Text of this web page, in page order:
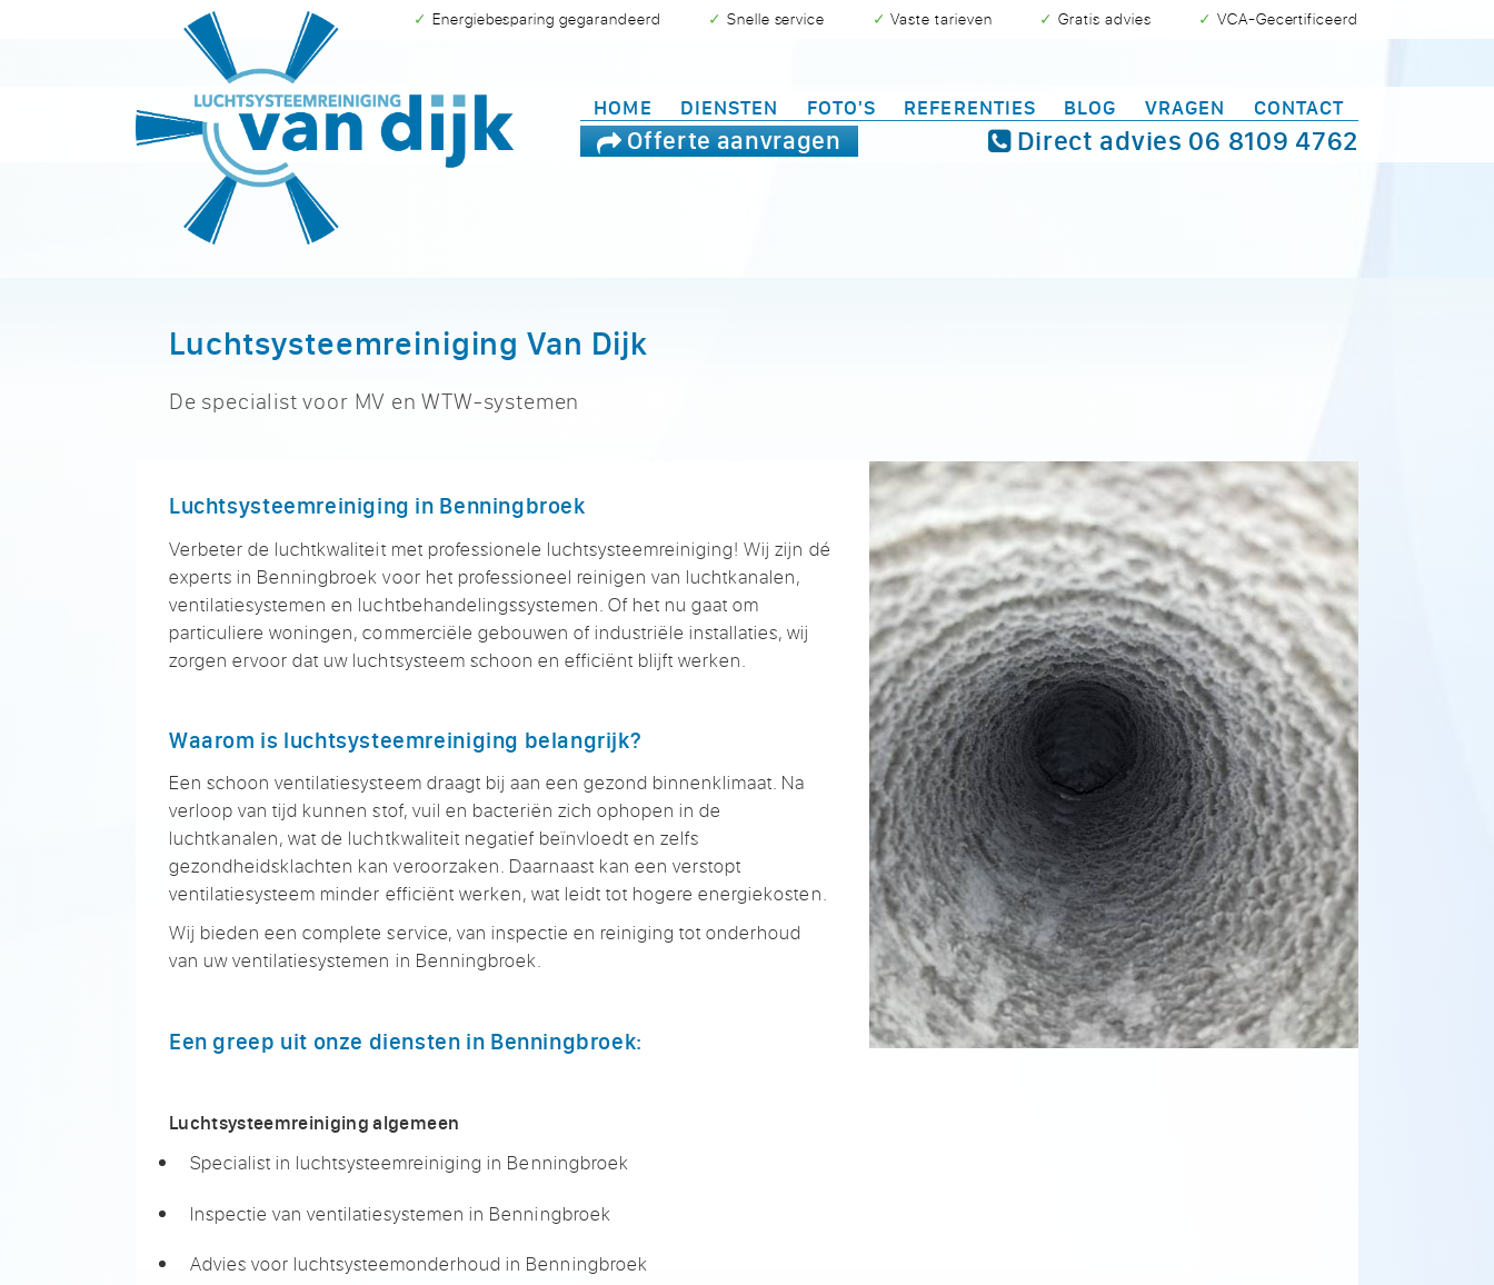
Direct advies 06 8109 4762
Offerte aanvragen
✓ Energiebesparing gegarandeerd ✓ Snelle service ✓ Vaste tarieven ✓ Gratis advies ✓ VCA-Gecertificeerd
HOME DIENSTEN FOTO'S REFERENTIES BLOG VRAGEN CONTACT
Luchtsysteemreiniging Van Dijk
De specialist voor MV en WTW-systemen
Luchtsysteemreiniging in Benningbroek
Verbeter de luchtkwaliteit met professionele luchtsysteemreiniging! Wij zijn dé
experts in Benningbroek voor het professioneel reinigen van luchtkanalen,
ventilatiesystemen en luchtbehandelingssystemen. Of het nu gaat om
particuliere woningen, commerciële gebouwen of industriële installaties, wij
zorgen ervoor dat uw luchtsysteem schoon en efficiënt blijft werken.
Waarom is luchtsysteemreiniging belangrijk?
Een schoon ventilatiesysteem draagt bij aan een gezond binnenklimaat. Na
verloop van tijd kunnen stof, vuil en bacteriën zich ophopen in de
luchtkanalen, wat de luchtkwaliteit negatief beïnvloedt en zelfs
gezondheidsklachten kan veroorzaken. Daarnaast kan een verstopt
ventilatiesysteem minder efficiënt werken, wat leidt tot hogere energiekosten.
Wij bieden een complete service, van inspectie en reiniging tot onderhoud
van uw ventilatiesystemen in Benningbroek.
Een greep uit onze diensten in Benningbroek:
Luchtsysteemreiniging algemeen
Specialist in luchtsysteemreiniging in Benningbroek
Inspectie van ventilatiesystemen in Benningbroek
Advies voor luchtsysteemonderhoud in Benningbroek